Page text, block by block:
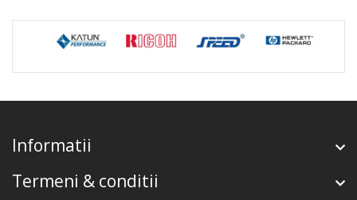
Informatii
Termeni & conditii